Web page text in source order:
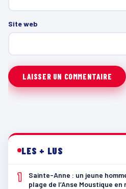
Site web
LES + LUS
1
Sainte-Anne : un jeune
plage de l’Anse Moustique